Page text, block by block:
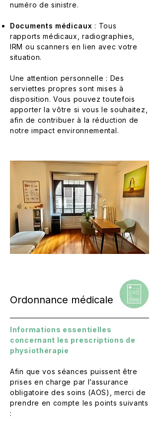
numéro de sinistre.
Documents médicaux : Tous
rapports médicaux, radiographies,
IRM ou scanners en lien avec votre
situation.
Une attention personnelle : Des
serviettes propres sont mises à
disposition. Vous pouvez toutefois
apporter la vôtre si vous le souhaitez,
afin de contribuer à la réduction de
notre impact environnemental.
Ordonnance médicale
Informations essentielles
concernant les prescriptions de
physiothérapie
Afin que vos séances puissent être
prises en charge par l’assurance
obligatoire des soins (AOS), merci de
prendre en compte les points suivants
: